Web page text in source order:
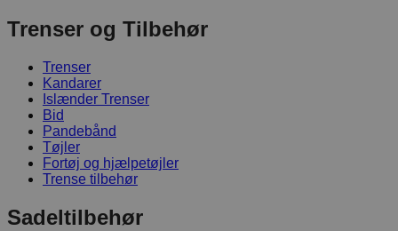
Trenser og Tilbehør
Trenser
Kandarer
Islænder Trenser
Bid
Pandebånd
Tøjler
Fortøj og hjælpetøjler
Trense tilbehør
Sadeltilbehør